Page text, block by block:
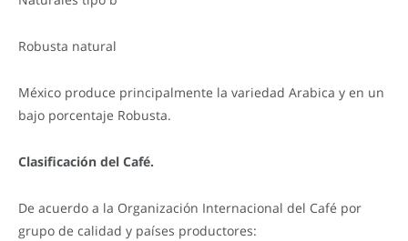
Robusta natural
México produce principalmente la variedad Arabica y en un
bajo porcentaje Robusta.
Clasificación del Café.
De acuerdo a la Organización Internacional del Café por
grupo de calidad y países productores: